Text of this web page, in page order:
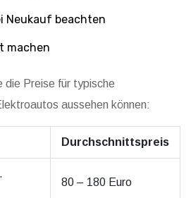
Neukauf beachten
machen
die Preise für typische
aussehen können:
Durchschnittspreis
80 – 180 Euro